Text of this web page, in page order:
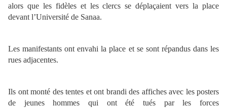
alors que les fidèles et les clercs se déplaçaient vers la place
devant l’Université de Sanaa.
Les manifestants ont envahi la place et se sont répandus dans les
rues adjacentes.
Ils ont monté des tentes et ont brandi des affiches avec les posters
de jeunes hommes qui ont été tués par les forces